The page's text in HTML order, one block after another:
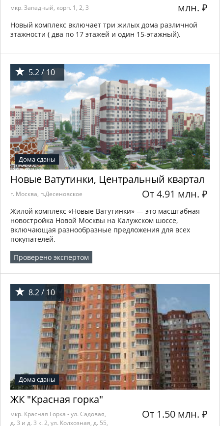
мкр. Западный, корп. 1, 2, 3 млн. ₽
Новый комплекс включает три жилых дома различной
этажности ( два по 17 этажей и один 15-этажный).
5.2 / 10
Дома сданы
Новые Ватутинки, Центральный квартал
г. Москва, п.Десеновское От 4.91 млн. ₽
Жилой комплекс «Новые Ватутинки» — это масштабная
новостройка Новой Москвы на Калужском шоссе,
включающая разнообразные предложения для всех
покупателей.
Проверено экспертом
8.2 / 10
Дома сданы
ЖК "Красная горка"
мкр. Красная Горка - ул. Садовая,
д. 3 и д. 3 к. 2, ул. Колхозная, д. 55,
От 1.50 млн. ₽